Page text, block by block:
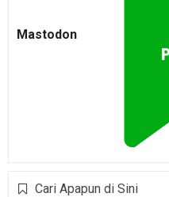
Mastodon
Cari Apapun di Sini